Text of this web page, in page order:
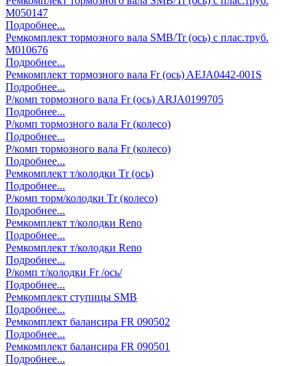
M050147
Подробнее...
Ремкомплект тормозного вала SMB/Tr (ось) с плас.труб.
M010676
Подробнее...
Ремкомплект тормозного вала Fr (ось) AЕJA0442-001S
Подробнее...
Р/комп тормозного вала Fr (ось) ARJA0199705
Подробнее...
Р/комп тормозного вала Fr (колесо)
Подробнее...
Р/комп тормозного вала Fr (колесо)
Подробнее...
Ремкомплект т/колодки Тr (ось)
Подробнее...
Р/комп торм/колодки Тr (колесо)
Подробнее...
Ремкомплект т/колодки Reno
Подробнее...
Ремкомплект т/колодки Reno
Подробнее...
Р/комп т/колодки Fr /ось/
Подробнее...
Ремкомплект ступицы SMB
Подробнее...
Ремкомплект балансира FR 090502
Подробнее...
Ремкомплект балансира FR 090501
Подробнее...